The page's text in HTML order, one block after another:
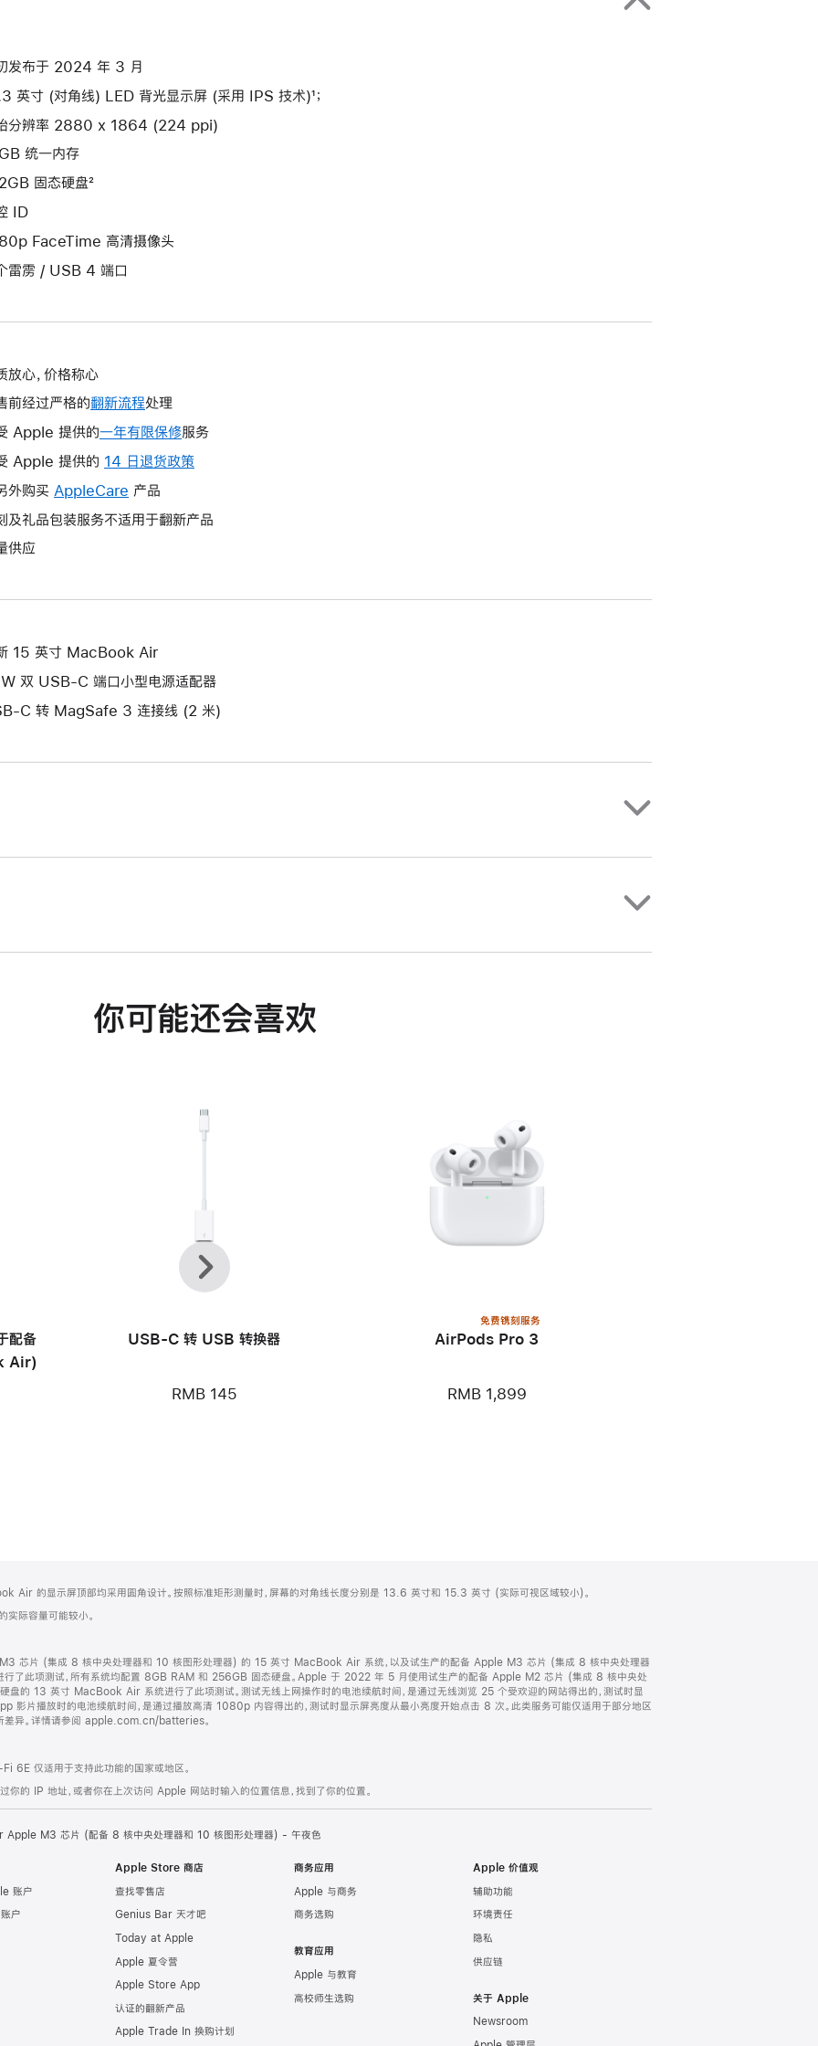
发布于 2024 年 3 月
英寸 (对角线) LED 背光显示屏 (采用 IPS 技术)¹；
分辨率 2880 x 1864 (224 ppi)
统一内存
固态硬盘²
ID
FaceTime 高清摄像头
雷雳 / USB 4 端口
放心，价格称心
前经过严格的翻新流程处理
Apple 提供的一年有限保修此
操
打
服务
Apple 提供的 14 日退货政策
将
新
外购买 AppleCare 此
操
开
的
窗
产品
及礼品包装服务不适用于翻新产品
供应
15 英寸 MacBook Air
双 USB-C 端口小型电源适配器
C 转 MagSafe 3 连接线 (2 米)
你可能还会喜欢
配备
Air)
USB-C 转 USB 转换器
RMB 145
免费镌刻服务
AirPods Pro 3
RMB 1,899
上
一
个
下
一
个
Air 的显示屏顶部均采用圆角设计。按照标准矩形测量时，屏幕的对角线长度分别是 13.6 英寸和 15.3 英寸 (实际可视区域较小)。
际容量可能较小。
芯片 (集成 8 核中央处理器和 10 核图形处理器) 的 15 英寸 MacBook Air 系统，以及试生产的配备 Apple M3 芯片 (集成 8 核中央处理器
了此项测试，所有系统均配置 8GB RAM 和 256GB 固态硬盘。Apple 于 2022 年 5 月使用试生产的配备 Apple M2 芯片 (集成 8 核中央处
的 13 英寸 MacBook Air 系统进行了此项测试。测试无线上网操作时的电池续航时间，是通过无线浏览 25 个受欢迎的网站得出的，测试时显
影片播放时的电池续航时间，是通过播放高清 1080p 内容得出的，测试时显示屏亮度从最小亮度开始点击 8 次。此类服务可能仅适用于部分地区
差异。详情请参阅 apple.com.cn/batteries。
6E 仅适用于支持此功能的国家或地区。
你的 IP 地址，或者你在上次访问 Apple 网站时输入的位置信息，找到了你的位置。
M3 芯片 (配备 8 核中央处理器和 10 核图形处理器) - 午夜色
账户
户
Apple Store 商店
查找零售店
Genius Bar 天才吧
Today at Apple
Apple 夏令营
Apple Store App
认证的翻新产品
Apple Trade In 换购计划
商务应用
Apple 与商务
商务选购
教育应用
Apple 与教育
高校师生选购
Apple 价值观
辅助功能
环境责任
隐私
供应链
关于 Apple
Newsroom